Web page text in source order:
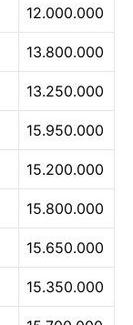
12.000.000
13.800.000
13.250.000
15.950.000
15.200.000
15.800.000
15.650.000
15.350.000